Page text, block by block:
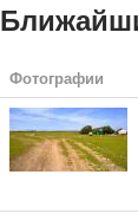
Фотографии